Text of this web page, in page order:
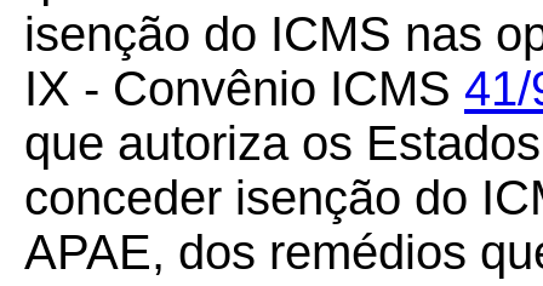
isenção do ICMS nas
IX - Convênio ICMS 41/
que autoriza os
conceder isenção do
APAE, dos remédios